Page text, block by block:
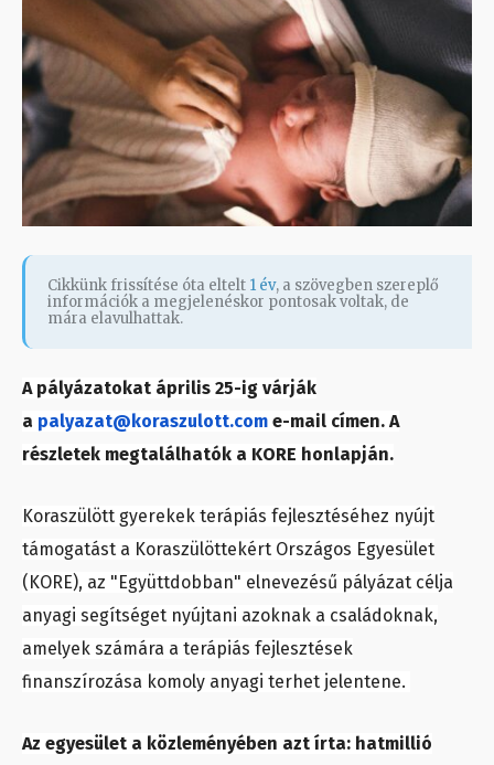
Cikkünk frissítése óta eltelt 1 év, a szövegben szereplő
információk a megjelenéskor pontosak voltak, de
mára elavulhattak.
A pályázatokat április 25-ig várják
a palyazat@koraszulott.com e-mail címen. A
részletek megtalálhatók a KORE honlapján.
Koraszülött gyerekek terápiás fejlesztéséhez nyújt
támogatást a Koraszülöttekért Országos Egyesület
(KORE), az "Együttdobban" elnevezésű pályázat célja
anyagi segítséget nyújtani azoknak a családoknak,
amelyek számára a terápiás fejlesztések
finanszírozása komoly anyagi terhet jelentene.
Az egyesület a közleményében azt írta: hatmillió